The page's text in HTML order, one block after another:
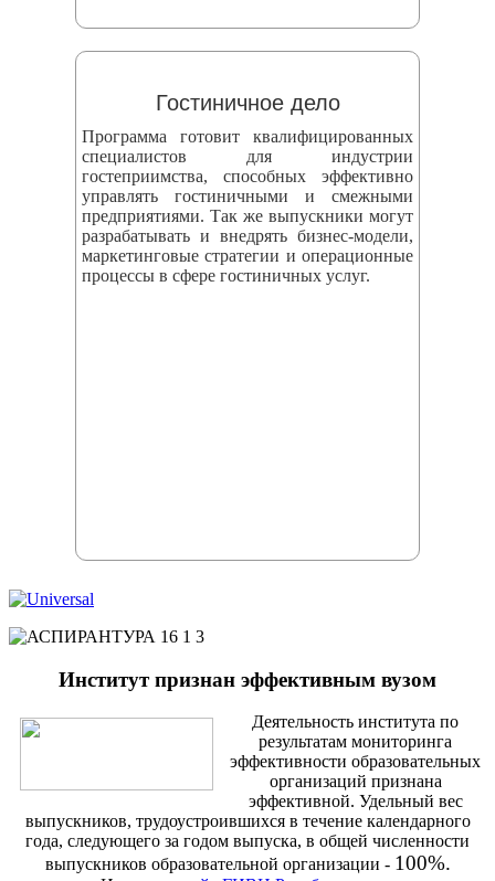
Гостиничное дело
Программа готовит квалифицированных
специалистов для индустрии
гостеприимства, способных эффективно
управлять гостиничными и смежными
предприятиями. Так же выпускники могут
разрабатывать и внедрять бизнес‑модели,
маркетинговые стратегии и операционные
процессы в сфере гостиничных услуг.
Институт признан эффективным вузом
Деятельность института по
результатам мониторинга
эффективности образовательных
организаций признана
эффективной. Удельный вес
выпускников, трудоустроившихся в течение календарного
года, следующего за годом выпуска, в общей численности
выпускников образовательной организации - 100%.